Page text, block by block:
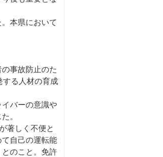
本県において
事故防止のた
する人材の育成
バーの意識や
。
著しく不便と
自己の運転能
のこと。免許